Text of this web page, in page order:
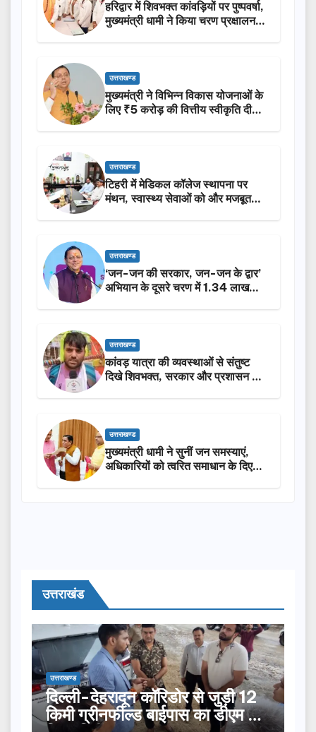
हरिद्वार में शिवभक्त कांवड़ियों पर पुष्पवर्षा,
मुख्यमंत्री धामी ने किया चरण प्रक्षालन…
उत्तराखण्ड
मुख्यमंत्री ने विभिन्न विकास योजनाओं के
लिए ₹5 करोड़ की वित्तीय स्वीकृति दी…
उत्तराखण्ड
टिहरी में मेडिकल कॉलेज स्थापना पर
मंथन, स्वास्थ्य सेवाओं को और मजबूत
उत्तराखण्ड
‘जन-जन की सरकार, जन-जन के द्वार’
अभियान के दूसरे चरण में 1.34 लाख
उत्तराखण्ड
कांवड़ यात्रा की व्यवस्थाओं से संतुष्ट
दिखे शिवभक्त, सरकार और प्रशासन की
उत्तराखण्ड
मुख्यमंत्री धामी ने सुनीं जन समस्याएं,
अधिकारियों को त्वरित समाधान के दिए
उत्तराखंड
उत्तराखण्ड
दिल्ली-देहरादून कॉरिडोर से जुड़ी 12
किमी ग्रीनफील्ड बाईपास का डीएम ने